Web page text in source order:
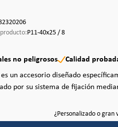
P11-40x25 / 8
no peligrosos
Calidad
es un accesorio diseñado
por su sistema de fijación
¿Personalizado o gran